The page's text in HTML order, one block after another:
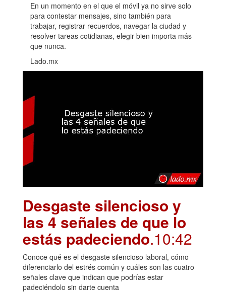
En un momento en el que el móvil ya no sirve solo
para contestar mensajes, sino también para
trabajar, registrar recuerdos, navegar la ciudad y
resolver tareas cotidianas, elegir bien importa más
que nunca.
Lado.mx
Desgaste silencioso y
las 4 señales de que lo
estás padeciendo.10:42
Conoce qué es el desgaste silencioso laboral, cómo
diferenciarlo del estrés común y cuáles son las cuatro
señales clave que indican que podrías estar
padeciéndolo sin darte cuenta